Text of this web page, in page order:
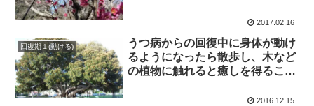
2017.02.16
回復期１(動ける)
うつ病からの回復中に身体が動け
るようになったら散歩し、木など
の植物に触れると癒しを得ること
2016.12.15